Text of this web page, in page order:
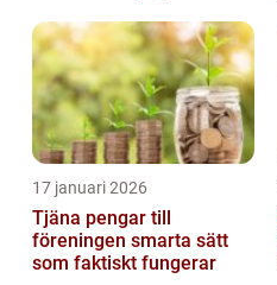
17 januari 2026
Tjäna pengar till
föreningen smarta sätt
som faktiskt fungerar